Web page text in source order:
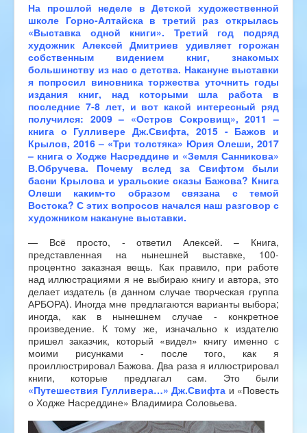
На прошлой неделе в Детской художественной
школе Горно-Алтайска в третий раз открылась
«Выставка одной книги». Третий год подряд
художник Алексей Дмитриев удивляет горожан
собственным видением книг, знакомых
большинству из нас с детства. Накануне выставки
я попросил виновника торжества уточнить годы
издания книг, над которыми шла работа в
последние 7-8 лет, и вот какой интересный ряд
получился: 2009 – «Остров Сокровищ», 2011 –
книга о Гулливере Дж.Свифта, 2015 - Бажов и
Крылов, 2016 – «Три толстяка» Юрия Олеши, 2017
– книга о Ходже Насреддине и «Земля Санникова»
В.Обручева. Почему вслед за Свифтом были
басни Крылова и уральские сказы Бажова? Книга
Олеши каким-то образом связана с темой
Востока? С этих вопросов начался наш разговор с
художником накануне выставки.
— Всё просто, - ответил Алексей. – Книга,
представленная на нынешней выставке, 100-
процентно заказная вещь. Как правило, при работе
над иллюстрациями я не выбираю книгу и автора, это
делает издатель (в данном случае творческая группа
АРБОРА). Иногда мне предлагаются варианты выбора;
иногда, как в нынешнем случае - конкретное
произведение. К тому же, изначально к издателю
пришел заказчик, который «видел» книгу именно с
моими рисунками - после того, как я
проиллюстрировал Бажова. Два раза я иллюстрировал
книги, которые предлагал сам. Это были
«Путешествия Гулливера…» Дж.Свифта и «Повесть
о Ходже Насреддине» Владимира Соловьева.